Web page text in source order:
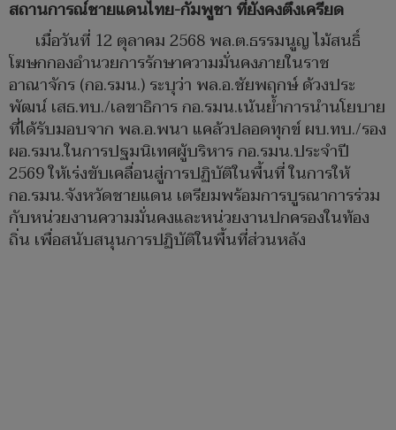
สถานการณ์ชายแดนไทย-กัมพูชา ที่ยังคงตึงเครียด
เมื่อวันที่ 12 ตุลาคม 2568 พล.ต.ธรรมนูญ ไม้สนธิ์
โฆษกกองอำนวยการรักษาความมั่นคงภายในราช
อาณาจักร (กอ.รมน.) ระบุว่า พล.อ.ชัยพฤกษ์ ด้วงประ
พัฒน์ เสธ.ทบ./เลขาธิการ กอ.รมน.เน้นย้ำการนำนโยบาย
ที่ได้รับมอบจาก พล.อ.พนา แคล้วปลอดทุกข์ ผบ.ทบ./รอง
ผอ.รมน.ในการปฐมนิเทศผู้บริหาร กอ.รมน.ประจำปี
2569 ให้เร่งขับเคลื่อนสู่การปฏิบัติในพื้นที่ ในการให้
กอ.รมน.จังหวัดชายแดน เตรียมพร้อมการบูรณาการร่วม
กับหน่วยงานความมั่นคงและหน่วยงานปกครองในท้อง
ถิ่น เพื่อสนับสนุนการปฏิบัติในพื้นที่ส่วนหลัง